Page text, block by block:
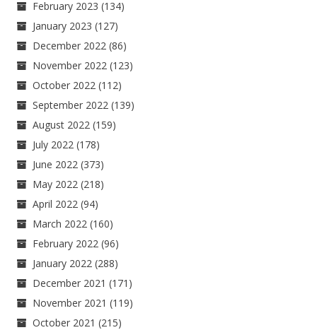
February 2023 (134)
January 2023 (127)
December 2022 (86)
November 2022 (123)
October 2022 (112)
September 2022 (139)
August 2022 (159)
July 2022 (178)
June 2022 (373)
May 2022 (218)
April 2022 (94)
March 2022 (160)
February 2022 (96)
January 2022 (288)
December 2021 (171)
November 2021 (119)
October 2021 (215)